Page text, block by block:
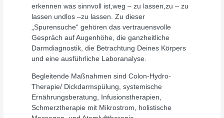
erkennen was sinnvoll ist,weg – zu lassen,zu – zu
lassen undlos –zu lassen. Zu dieser
„Spurensuche“ gehören das vertrauensvolle
Gespräch auf Augenhöhe, die ganzheitliche
Darmdiagnostik, die Betrachtung Deines Körpers
und eine ausführliche Laboranalyse.
Begleitende Maßnahmen sind Colon-Hydro-
Therapie/ Dickdarmspülung, systemische
Ernährungsberatung, Infusionstherapien,
Schmerztherapie mit Mikrostrom, holistische